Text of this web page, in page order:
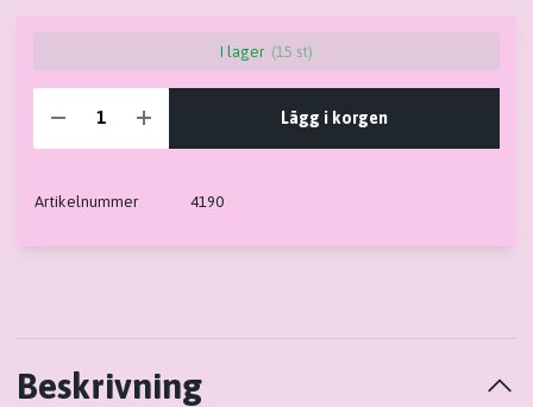
I lager (15 st)
Lägg i korgen
Artikelnummer 4190
Beskrivning